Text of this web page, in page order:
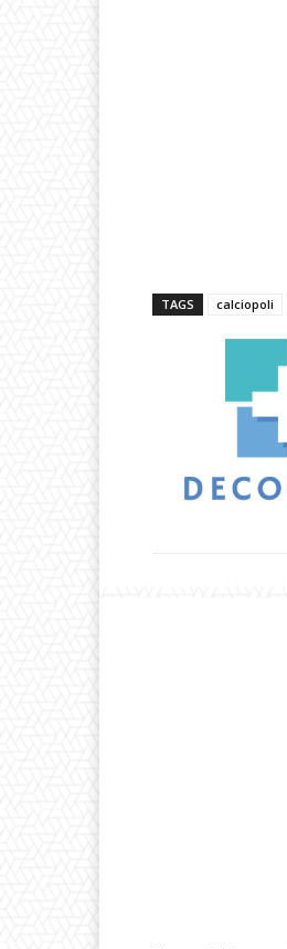
TAGS calciopoli